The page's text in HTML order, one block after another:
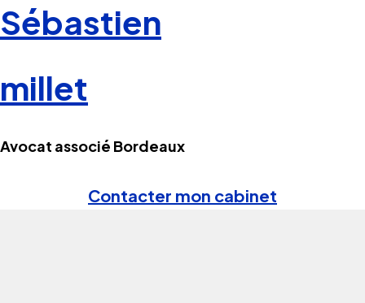
Sébastien
millet
Avocat associé Bordeaux
Contacter mon cabinet